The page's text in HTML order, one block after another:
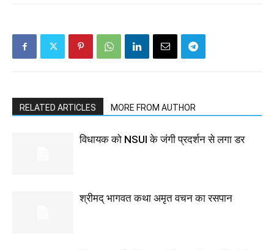
RELATED ARTICLES MORE FROM AUTHOR
विधायक को NSUI के जंगी प्रदर्शन से लगा डर
श्रीमद् भागवत कथा अमृत वचन का रसपान